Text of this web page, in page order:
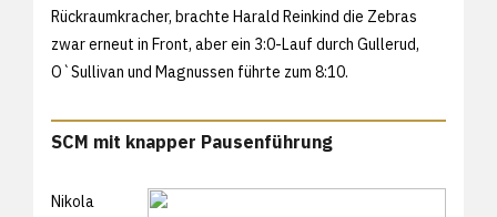
Rückraumkracher, brachte Harald Reinkind die Zebras
zwar erneut in Front, aber ein 3:0-Lauf durch Gullerud,
O`Sullivan und Magnussen führte zum 8:10.
SCM mit knapper Pausenführung
Nikola